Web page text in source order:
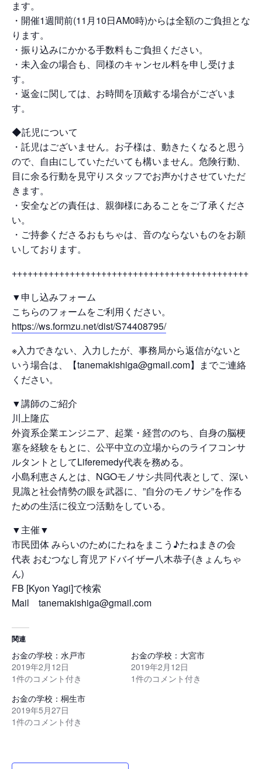
ます。
・開催1週間前(11月10日AM0時)からは全額のご負担とな
ります。
・振り込みにかかる手数料もご負担ください。
・未入金の場合も、同様のキャンセル料を申し受けま
す。
・返金に関しては、お時間を頂戴する場合がございま
す。
◆託児について
・託児はございません。お子様は、動きたくなると思う
ので、自由にしていただいても構いません。危険行動、
目に余る行動を見守りスタッフでお声かけさせていただ
きます。
・安全などの責任は、親御様にあることをご了承くださ
い。
・ご持参くださるおもちゃは、音のならないものをお願
いしております。
+++++++++++++++++++++++++++++++++++++++++++++
▼申し込みフォーム
こちらのフォームをご利用ください。
https://ws.formzu.net/dist/S74408795/
※入力できない、入力したが、事務局から返信がないと
いう場合は、【tanemakishiga@gmail.com】までご連絡
ください。
▼講師のご紹介
川上隆広
外資系企業エンジニア、起業・経営ののち、自身の脳梗
塞を経験をもとに、公平中立の立場からのライフコンサ
ルタントとしてLiferemedy代表を務める。
小島利恵さんとは、NGOモノサシ共同代表として、深い
見識と社会情勢の眼を武器に、”自分のモノサシ”を作る
ための生活に役立つ活動をしている。
▼主催▼
市民団体 みらいのためにたねをまこう♪たねまきの会
代表 おむつなし育児アドバイザー八木恭子(きょんちゃ
ん)
FB [Kyon Yagi]で検索
Mail tanemakishiga@gmail.com
関連
お金の学校：水戸市
2019年2月12日
1件のコメント付き
お金の学校：大宮市
2019年2月12日
1件のコメント付き
お金の学校：桐生市
2019年5月27日
1件のコメント付き